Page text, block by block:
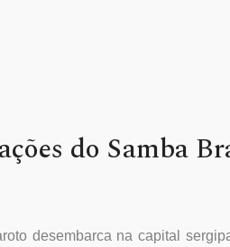
do Samba
desembarca na capital